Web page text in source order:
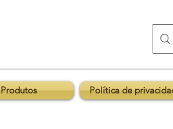
Produtos Política de